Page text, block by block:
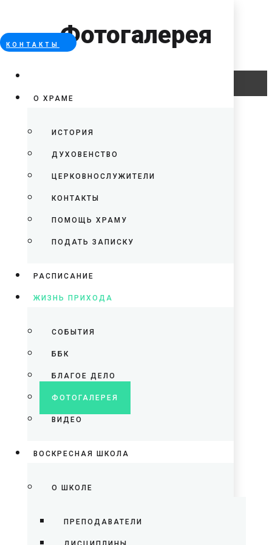
КОНТАКТЫ
О ХРАМЕ
ИСТОРИЯ
ДУХОВЕНСТВО
ЦЕРКОВНОСЛУЖИТЕЛИ
КОНТАКТЫ
ПОМОЩЬ ХРАМУ
ПОДАТЬ ЗАПИСКУ
РАСПИСАНИЕ
ЖИЗНЬ ПРИХОДА
СОБЫТИЯ
ББК
БЛАГОЕ ДЕЛО
ФОТОГАЛЕРЕЯ
ВИДЕО
ВОСКРЕСНАЯ ШКОЛА
О ШКОЛЕ
ПРЕПОДАВАТЕЛИ
Фотогалерея